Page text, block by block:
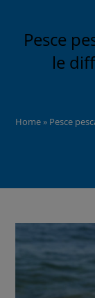
Pesce
le
Home» Pesce